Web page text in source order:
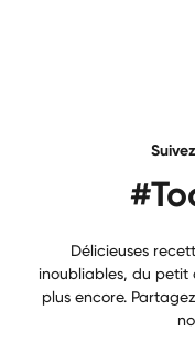
Délicieuses
inoubliables, du petit
plus encore.